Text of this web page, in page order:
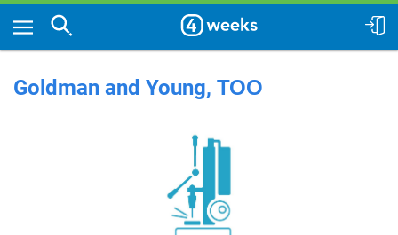
Goldman and Young, ТОО